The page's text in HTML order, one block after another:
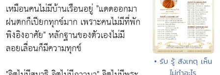
เหมือนคนไม่มีบ้านเรือนอยู่ "แดดออกมา
ฝนตกก็เปียกทุกข์มาก เพราะคนไม่มีที่พัก
พิงอิงอาศัย"หลักฐานของตัวเองไม่มี
ลอยเลื่อนก็มีความทุกข์
• รับ รู้ สังเกตุ เห็น
ไม่ทำอะไร